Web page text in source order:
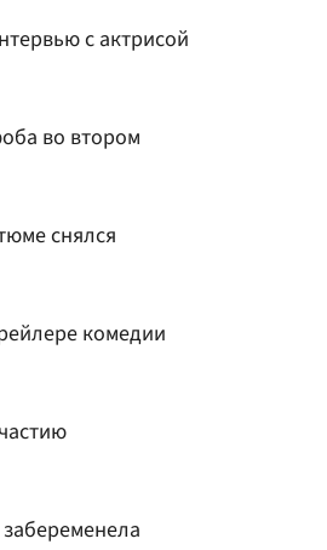
с актрисой
во втором
снялся
комедии